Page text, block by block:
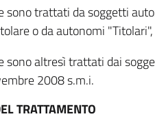
sono trattati da soggetti
o da autonomi
sono altresì trattati dai
2008 s.m.i.
TRATTAMENTO